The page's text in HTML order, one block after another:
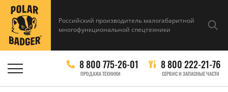
Российский производитель малогабаритной
многофункциональной спецтехники
8 800 775-26-01
ПРОДАЖА ТЕХНИКИ
8 800 222-21-76
СЕРВИС И ЗАПАСНЫЕ ЧАСТИ